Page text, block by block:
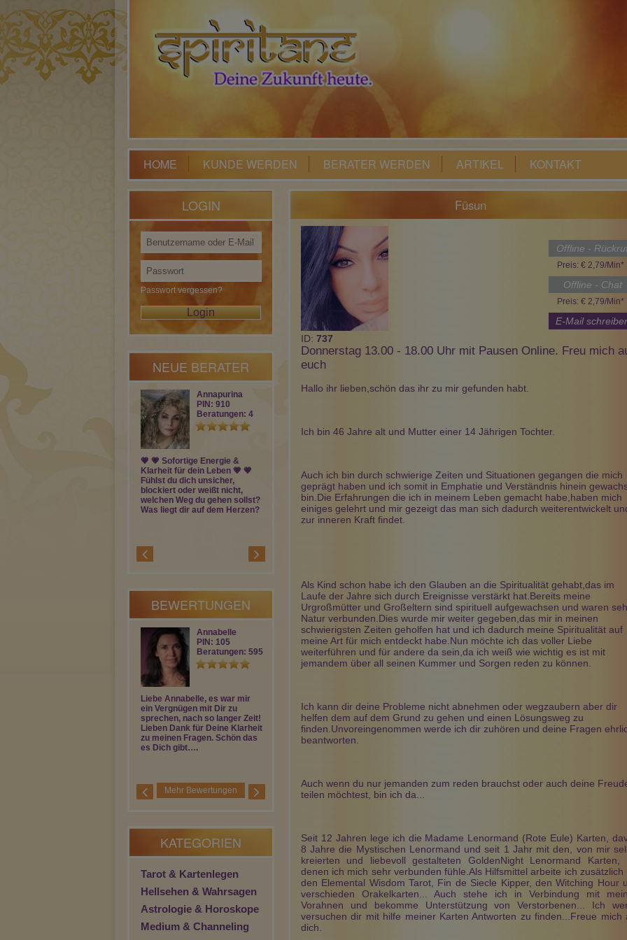
HOME KUNDE WERDEN BERATER WERDEN ARTIKEL KONTAKT
LOGIN
Passwort vergessen?
NEUE BERATER
Annapurina
PIN: 910
Beratungen: 4
💗 💗 Sofortige Energie &
Klarheit für dein Leben 💗 💗
Fühlst du dich unsicher,
blockiert oder weißt nicht,
welchen Weg du gehen sollst?
Was liegt dir auf dem Herzen?
Sabrina
in Bezug auf alle Themen,
ohne Vorabinfo. Spezial:
Dualseelen, ich freue mich auf
Medium Renate
versiertes Engelmedium mit
oder ohne Karten Empathisch
& hocherfahren! Expertin für
Männerseelen,was er wirklich
denkt,auch Beruf und
Finanzen!
Auratherapeutin. Intuitive
Beratung mit und ohne
Hilfsmittel.
Unterbewusstseinsarbeit,
Lösung von Verstrickungen,
BEWERTUNGEN
Annabelle
PIN: 105
Beratungen: 5957
Liebe Annabelle, es war mir
ein Vergnügen mit Dir zu
sprechen, nach so langer Zeit!
Lieben Dank für Deine Klarheit
zu meinen Fragen. Schön das
es Dich gibt….
Jenny
PIN: 894
Beratungen: 867
und hilfreich mit dir zu
sprechen! Von Herzen danke!
Mará Ana
PIN: 046
Beratungen: 14
besonderes Gespräch,Du hast
mich mich sehr verblüfft mit
Deinen klaren und treffenden
Azra
PIN: 028
Beratungen:
Mehr Bewertungen
KATEGORIEN
Tarot & Kartenlegen
Hellsehen & Wahrsagen
Astrologie & Horoskope
Medium & Channeling
Füsun
Offline -
Preis: € 2,79/Min*
Offline - Chat
Preis: € 2,79/Min*
E-Mail
ID: 737
Donnerstag 13.00 - 18.00 Uhr mit Pausen Online. Freu mich
euch
Hallo ihr lieben,schön das ihr zu mir gefunden habt.
Ich bin 46 Jahre alt und Mutter einer 14 Jährigen Tochter.
Auch ich bin durch schwierige Zeiten und Situationen gegangen die mich
geprägt haben und ich somit in Emphatie und Verständnis hinein
bin.Die Erfahrungen die ich in meinem Leben gemacht habe,haben mich
einiges gelehrt und mir gezeigt das man sich dadurch weiterentwickelt
zur inneren Kraft findet.
Als Kind schon habe ich den Glauben an die Spiritualität gehabt,das im
Laufe der Jahre sich durch Ereignisse verstärkt hat.Bereits meine
Urgroßmütter und Großeltern sind spirituell aufgewachsen und waren
Natur verbunden.Dies wurde mir weiter gegeben,das mir in meinen
schwierigsten Zeiten geholfen hat und ich dadurch meine Spiritualität auf
meine Art für mich entdeckt habe.Nun möchte ich das voller Liebe
weiterführen und für andere da sein,da ich weiß wie wichtig es ist mit
jemandem über all seinen Kummer und Sorgen reden zu können.
Ich kann dir deine Probleme nicht abnehmen oder wegzaubern aber dir
helfen dem auf dem Grund zu gehen und einen Lösungsweg zu
finden.Unvoreingenommen werde ich dir zuhören und deine Fragen
beantworten.
Auch wenn du nur jemanden zum reden brauchst oder auch deine
teilen möchtest, bin ich da...
Seit 12 Jahren lege ich die Madame Lenormand (Rote Eule) Karten,
8 Jahre die Mystischen Lenormand und seit 1 Jahr mit den, von mir
kreierten und liebevoll gestalteten GoldenNight Lenormand Karten,
denen ich mich sehr verbunden fühle.Als Hilfsmittel arbeite ich zusätzlich
den Elemental Wisdom Tarot, Fin de Siecle Kipper, den Witching Hour
verschieden Orakelkarten... Auch stehe ich in Verbindung mit
Vorahnen und bekomme Unterstützung von Verstorbenen... Ich
versuchen dir mit hilfe meiner Karten Antworten zu finden...Freue mich
dich.